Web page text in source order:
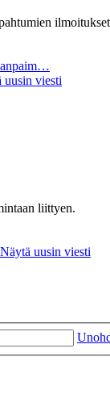
uusin viesti
liittyen.
Näytä uusin viesti